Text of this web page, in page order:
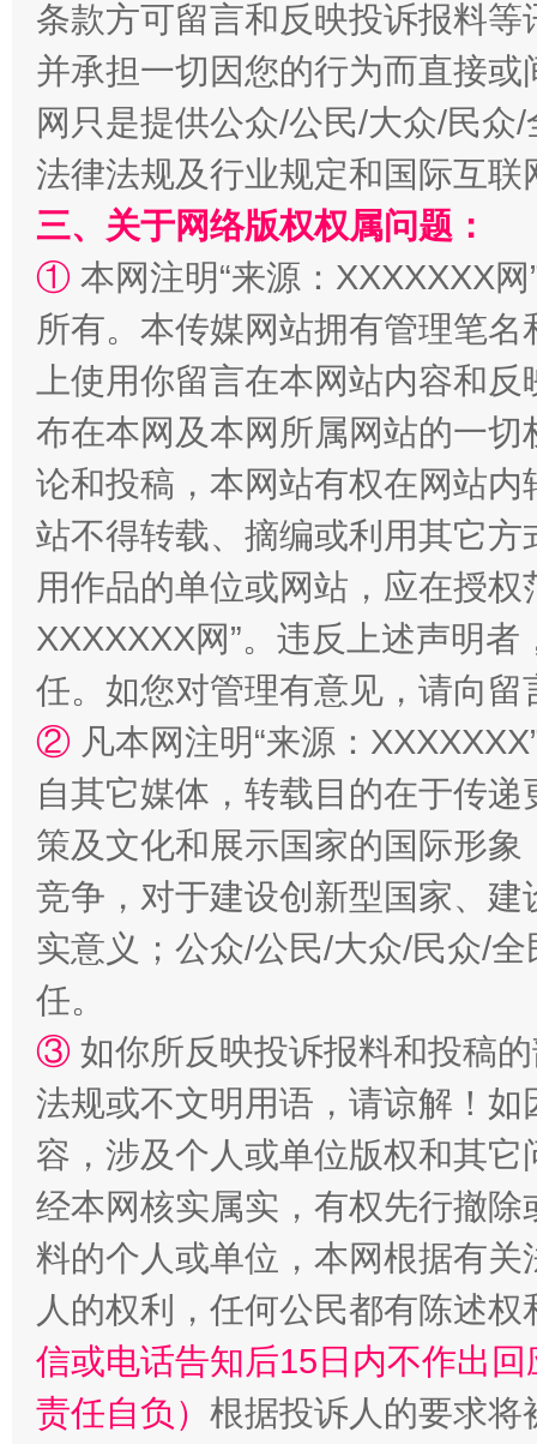
阿坝州三大球赛在茂县开幕 规模
扯下公款旅游的“隐身衣” 如何以
“蜀中异人”王建安的艺术幻境
条款方可留言和反映投诉报料
并承担一切因您的行为而直接
网只是提供公众/公民/大众/民
法律法规及行业规定和国际互
三、关于网络版权权属问题：
① 本网注明“来源：XXXXXXX
所有。本传媒网站拥有管理笔
上使用你留言在本网站内容和
布在本网及本网所属网站的一
论和投稿，本网站有权在网站
站不得转载、摘编或利用其它
用作品的单位或网站，应在授
XXXXXXX网”。违反上述声明
任。如您对管理有意见，请向
② 凡本网注明“来源：
自其它媒体，转载目的在于传
策及文化和展示国家的国际形
竞争，对于建设创新型国家、
实意义；公众/公民/大众/民众/
任。
③ 如你所反映投诉报料和投稿
法规或不文明用语，请谅解！
容，涉及个人或单位版权和其它
经本网核实属实，有权先行撤
料的个人或单位，本网根据有
人的权利，任何公民都有陈述
信或电话告知后15日内不作出
责任自负） 根据投诉人的要求将